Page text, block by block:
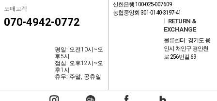
도매고객
070-4942-0772
평일: 오전10시~오
후5시
점심: 오후12시~오
후1시
휴무: 주말, 공휴일
신한은행 100-025-007609
농협중앙회 301-0140-3197-41
RETURN &
EXCHANGE
물류센터 : 경기도 용
인시 처인구 경안천
로 256번길 69